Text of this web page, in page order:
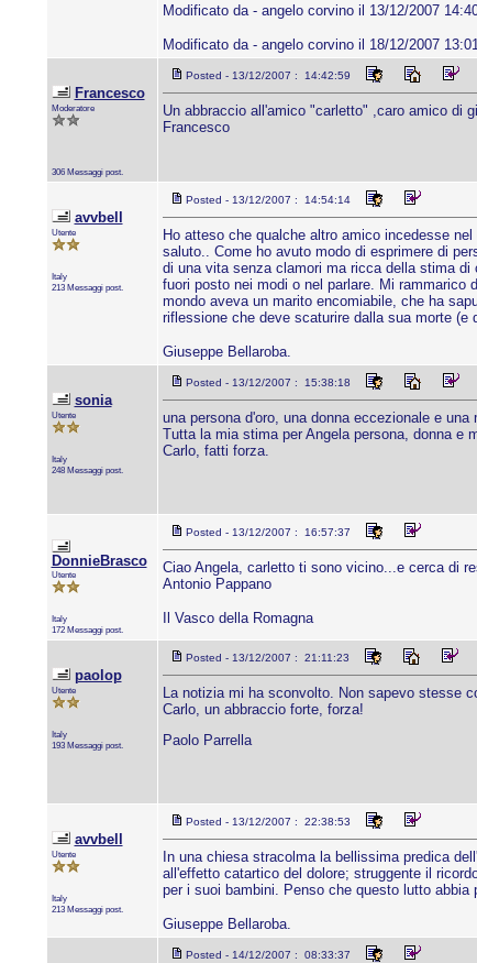
Modificato da - angelo corvino il 13/12/2007
Modificato da - angelo corvino il 18/12/2007
Francesco
Moderatore
306 Messaggi post.
Posted - 13/12/2007 : 14:42:59
Un abbraccio all'amico "carletto" ,caro amico di
Francesco
avvbell
Utente
Italy
213 Messaggi post.
Posted - 13/12/2007 : 14:54:14
Ho atteso che qualche altro amico incedesse
saluto.. Come ho avuto modo di esprimere di
di una vita senza clamori ma ricca della stima di
fuori posto nei modi o nel parlare. Mi rammarico
mondo aveva un marito encomiabile, che ha
riflessione che deve scaturire dalla sua morte (e
Giuseppe Bellaroba.
sonia
Utente
Italy
248 Messaggi post.
Posted - 13/12/2007 : 15:38:18
una persona d'oro, una donna eccezionale e
Tutta la mia stima per Angela persona, donna e
Carlo, fatti forza.
DonnieBrasco
Utente
Italy
172 Messaggi post.
Posted - 13/12/2007 : 16:57:37
Ciao Angela, carletto ti sono vicino...e cerca di
Antonio Pappano
Il Vasco della Romagna
paolop
Utente
Italy
193 Messaggi post.
Posted - 13/12/2007 : 21:11:23
La notizia mi ha sconvolto. Non sapevo stesse
Carlo, un abbraccio forte, forza!
Paolo Parrella
avvbell
Utente
Italy
213 Messaggi post.
Posted - 13/12/2007 : 22:38:53
In una chiesa stracolma la bellissima predica
all'effetto catartico del dolore; struggente il
per i suoi bambini. Penso che questo lutto
Giuseppe Bellaroba.
Posted - 14/12/2007 : 08:33:37